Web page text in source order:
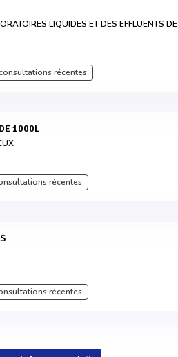
LIQUIDES ET DES EFFLUENTS DE
récentes
1000L
récentes
récentes